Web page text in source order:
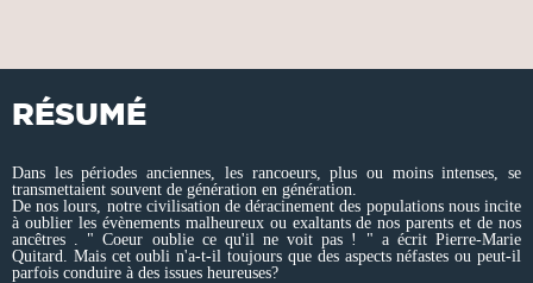
RÉSUMÉ
Dans les périodes anciennes, les rancoeurs, plus ou moins intenses, se
transmettaient souvent de génération en génération.
De nos lours, notre civilisation de déracinement des populations nous incite
à oublier les évènements malheureux ou exaltants de nos parents et de nos
ancêtres . " Coeur oublie ce qu'il ne voit pas ! " a écrit Pierre-Marie
Quitard. Mais cet oubli n'a-t-il toujours que des aspects néfastes ou peut-il
parfois conduire à des issues heureuses?